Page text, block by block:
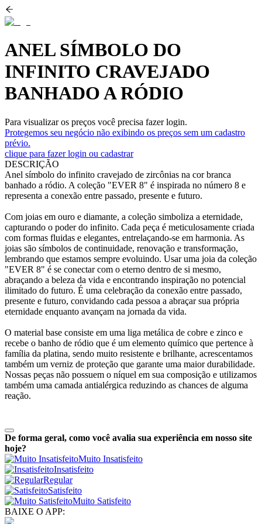
ANEL SÍMBOLO DO
INFINITO CRAVEJADO
BANHADO A RÓDIO
Para visualizar os preços você precisa fazer login.
Protegemos seu negócio não exibindo os preços sem um cadastro
prévio.
clique para fazer login ou cadastrar
DESCRIÇÃO
Anel símbolo do infinito cravejado de zircônias na cor branca
banhado a ródio. A coleção "EVER 8" é inspirada no número 8 e
representa a conexão entre passado, presente e futuro.
Com joias em ouro e diamante, a coleção simboliza a eternidade,
capturando o poder do infinito. Cada peça é meticulosamente criada
com formas fluidas e elegantes, entrelaçando-se em harmonia. As
joias são símbolos de continuidade, renovação e transformação,
lembrando que estamos sempre evoluindo. Usar uma joia da coleção
"EVER 8" é se conectar com o eterno dentro de si mesmo,
abraçando a beleza da vida e encontrando inspiração no potencial
ilimitado do futuro. É uma celebração da conexão entre passado,
presente e futuro, convidando cada pessoa a abraçar sua própria
eternidade enquanto avançam na jornada da vida.
O material base consiste em uma liga metálica de cobre e zinco e
recebe o banho de ródio que é um elemento químico que pertence à
família da platina, sendo muito resistente e brilhante, acrescentamos
também um verniz de proteção que garante uma maior durabilidade.
Nossas peças não possuem o níquel em sua composição e utilizamos
também uma camada antialérgica reduzindo as chances de alguma
reação.
De forma geral, como você avalia sua experiência em nosso site
hoje?
Muito Insatisfeito
Insatisfeito
Regular
Satisfeito
Muito Satisfeito
BAIXE O APP: